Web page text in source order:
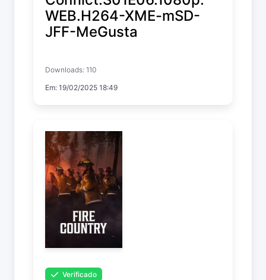
WEB.H264-XME-mSD-
JFF-MeGusta
Temp. 1 EP. 6
Downloads: 110
Em: 19/02/2025 18:49
Verificado